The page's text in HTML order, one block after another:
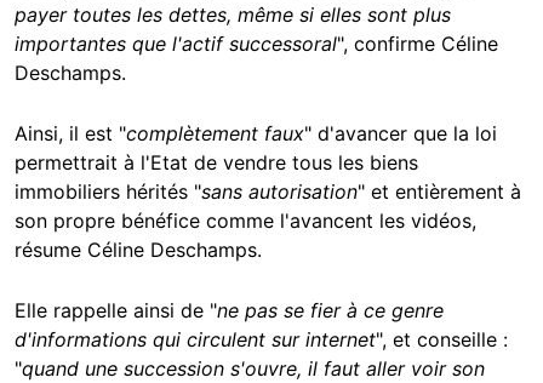
payer toutes les dettes, même si elles sont plus
importantes que l'actif successoral", confirme Céline
Deschamps.
Ainsi, il est "complètement faux" d'avancer que la loi
permettrait à l'Etat de vendre tous les biens
immobiliers hérités "sans autorisation" et entièrement à
son propre bénéfice comme l'avancent les vidéos,
résume Céline Deschamps.
Elle rappelle ainsi de "ne pas se fier à ce genre
d'informations qui circulent sur internet", et conseille :
"quand une succession s'ouvre, il faut aller voir son